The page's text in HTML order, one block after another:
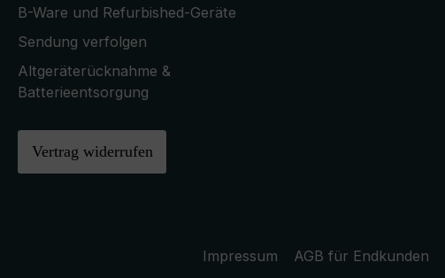
B-Ware und Refurbished-Geräte
Sendung verfolgen
Altgeräterücknahme &
Batterieentsorgung
Vertrag widerrufen
Impressum AGB für Endkunden